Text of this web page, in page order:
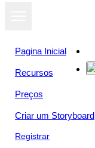
Pagina Inicial
Recursos
Preços
Criar um Storyboard
Registrar